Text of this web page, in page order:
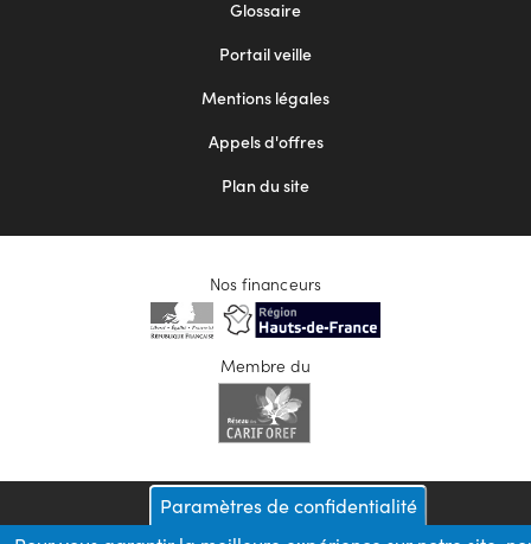
Glossaire
Portail veille
Mentions légales
Appels d'offres
Plan du site
Nos financeurs
Membre du
Paramètres de confidentialité